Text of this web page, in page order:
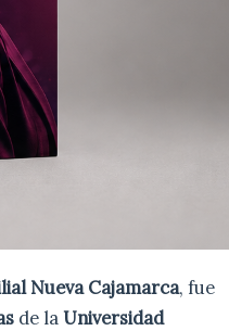
Nueva Cajamarca, fue
de laUniversidad